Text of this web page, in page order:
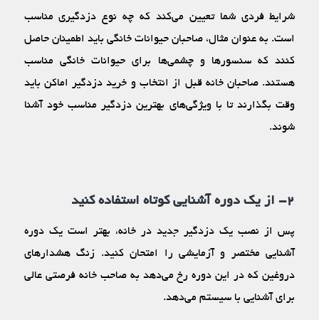
شرایط فردی شما تعیین می‌کند که چه نوع دزدگیری مناسب
است. به عنوان مثال، صاحبان حیوانات خانگی باید اطمینان حاصل
کنند که سنسورها و چشمی‌ها برای حیوانات خانگی مناسب
هستند. صاحبان خانه قبل از انتخاب و خرید دزدگیر اماکن باید
وقت بگذارند تا با ویژگی‌های بهترین دزدگیر مناسب خود آشنا
شوند.
۲- از یک دوره آشنایی کوتاه استفاده کنید
پس از نصب یک دزدگیر جدید در خانه، بهتر است یک دوره
آشنایی مختصر و آزمایشی را امتحان کنید. زنگ هشدارهای
دروغین که در این دوره رخ می‌دهد به صاحب خانه فرصتی عالی
برای آشنایی با سیستم می‌دهد.